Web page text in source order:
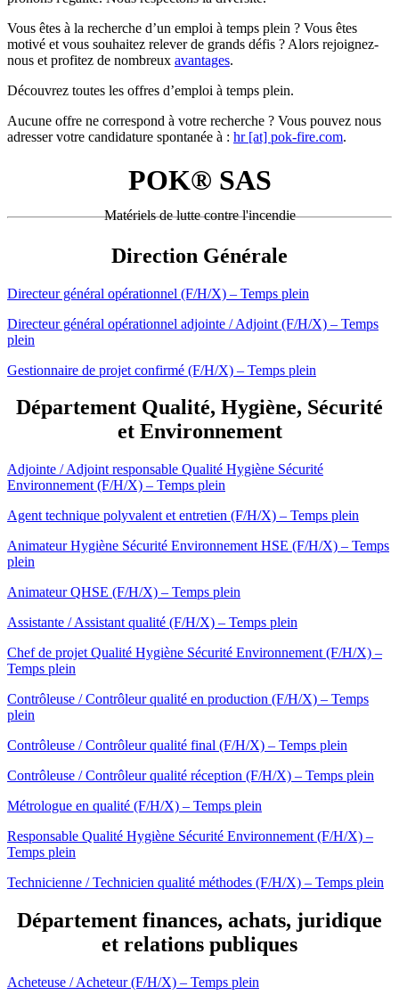
Vous êtes à la recherche d’un emploi à temps plein ? Vous êtes
motivé et vous souhaitez relever de grands défis ? Alors rejoignez-
nous et profitez de nombreux avantages.
Découvrez toutes les offres d’emploi à temps plein.
Aucune offre ne correspond à votre recherche ? Vous pouvez nous
adresser votre candidature spontanée à : hr [at] pok-fire.com.
POK® SAS
Matériels de lutte contre l'incendie
Direction Générale
Directeur général opérationnel (F/H/X) – Temps plein
Directeur général opérationnel adjointe / Adjoint (F/H/X) – Temps
plein
Gestionnaire de projet confirmé (F/H/X) – Temps plein
Département Qualité, Hygiène, Sécurité
et Environnement
Adjointe / Adjoint responsable Qualité Hygiène Sécurité
Environnement (F/H/X) – Temps plein
Agent technique polyvalent et entretien (F/H/X) – Temps plein
Animateur Hygiène Sécurité Environnement HSE (F/H/X) – Temps
plein
Animateur QHSE (F/H/X) – Temps plein
Assistante / Assistant qualité (F/H/X) – Temps plein
Chef de projet Qualité Hygiène Sécurité Environnement (F/H/X) –
Temps plein
Contrôleuse / Contrôleur qualité en production (F/H/X) – Temps
plein
Contrôleuse / Contrôleur qualité final (F/H/X) – Temps plein
Contrôleuse / Contrôleur qualité réception (F/H/X) – Temps plein
Métrologue en qualité (F/H/X) – Temps plein
Responsable Qualité Hygiène Sécurité Environnement (F/H/X) –
Temps plein
Technicienne / Technicien qualité méthodes (F/H/X) – Temps plein
Département finances, achats, juridique
et relations publiques
Acheteuse / Acheteur (F/H/X) – Temps plein